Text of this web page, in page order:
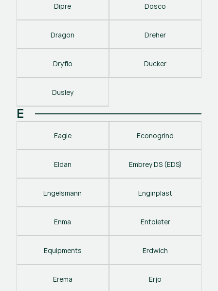
Dipre Dosco
Dragon Dreher
Dryflo Ducker
Dusley
E
Eagle Econogrind
Eldan Embrey DS (EDS)
Engelsmann Enginplast
Enma Entoleter
Equipments Erdwich
Erema Erjo